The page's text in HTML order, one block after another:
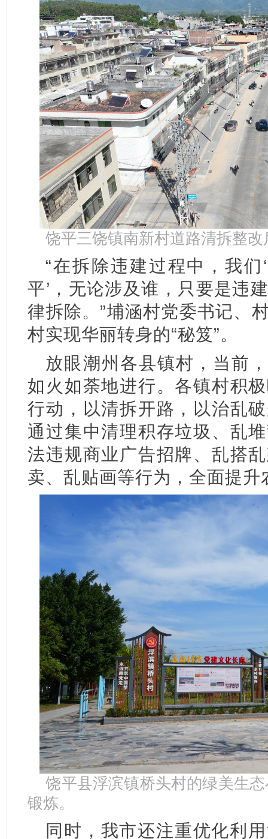
饶平三饶镇南新村道路清拆整
“在拆除违建过程中，我们
平’，无论涉及谁，只要是违
律拆除。”埔涵村党委书记、
村实现华丽转身的“秘笈”。
放眼潮州各县镇村，当前
如火如荼地进行。各镇村积
行动，以清拆开路，以治乱
通过集中清理积存垃圾、乱
法违规商业广告招牌、乱搭
卖、乱贴画等行为，全面提升
饶平县浮滨镇桥头村的绿美生
锻炼。
同时，我市还注重优化利